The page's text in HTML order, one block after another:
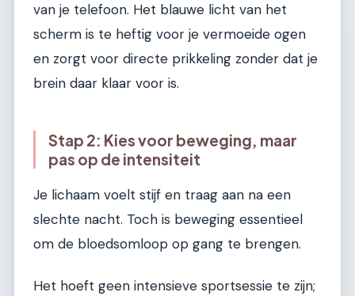
van je telefoon. Het blauwe licht van het
scherm is te heftig voor je vermoeide ogen
en zorgt voor directe prikkeling zonder dat je
brein daar klaar voor is.
Stap 2: Kies voor beweging, maar
pas op de intensiteit
Je lichaam voelt stijf en traag aan na een
slechte nacht. Toch is beweging essentieel
om de bloedsomloop op gang te brengen.
Het hoeft geen intensieve sportsessie te zijn;